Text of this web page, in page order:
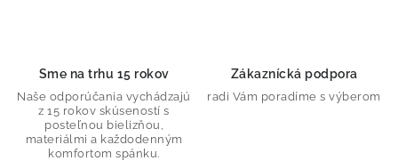
Sme na trhu 15 rokov
Naše odporúčania vychádzajú
z 15 rokov skúseností s
posteľnou bielizňou,
materiálmi a každodenným
komfortom spánku.
Zákaznícká podpora
radi Vám poradíme s výberom